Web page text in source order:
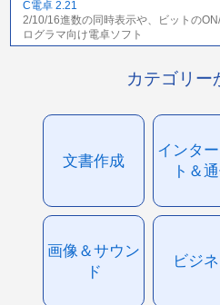
C電卓 2.21
2/10/16進数の同時表示や、ビットの
ログラマ向け電卓ソフト
カテゴリー
文書作成
インタ
ト＆
画像＆サウン
ド
ビジ